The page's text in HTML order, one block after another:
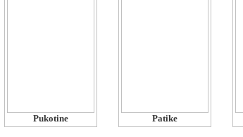
Pukotine Patike